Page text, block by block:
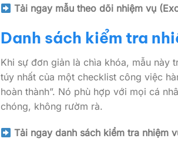
Tải ngay mẫu theo dõi nhiệm vụ
Danh sách kiểm tra
Khi sự đơn giản là chìa khóa, mẫu này
túy nhất của một checklist công việc
hoàn thành”. Nó phù hợp với mọi cá
chóng, không rườm rà.
Tải ngay danh sách kiểm tra nhiệm